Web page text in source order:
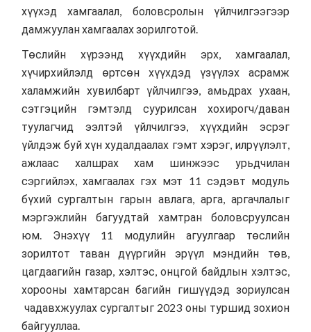
хүүхэд хамгаалал, боловсролын үйлчилгээгээр
дамжуулан хамгаалах зорилготой.
Төслийн хүрээнд хүүхдийн эрх, хамгаалал,
хүчирхийлэлд өртсөн хүүхдэд үзүүлэх асрамж
халамжийн хувилбарт үйлчилгээ, амьдрах ухаан,
сэтгэцийн гэмтэлд суурилсан хохирогч/даван
туулагчид ээлтэй үйлчилгээ, хүүхдийн эсрэг
үйлдэж буй хүн худалдаалах гэмт хэрэг, илрүүлэлт,
ажлаас халшрах хам шинжээс урьдчилан
сэргийлэх, хамгаалах гэх мэт 11 сэдэвт модуль
бүхий сургалтын гарын авлага, арга, аргачлалыг
мэргэжлийн багуудтай хамтран боловсруулсан
юм. Энэхүү 11 модулийн агуулгаар төслийн
зорилтот таван дүүргийн эрүүл мэндийн төв,
цагдаагийн газар, хэлтэс, онцгой байдлын хэлтэс,
хорооны хамтарсан багийн гишүүдэд зориулсан
чадавхжуулах сургалтыг 2023 оны туршид зохион
байгууллаа.